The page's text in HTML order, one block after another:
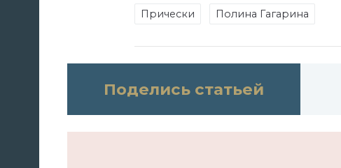
Прически Полина Гагарина
Поделись статьей